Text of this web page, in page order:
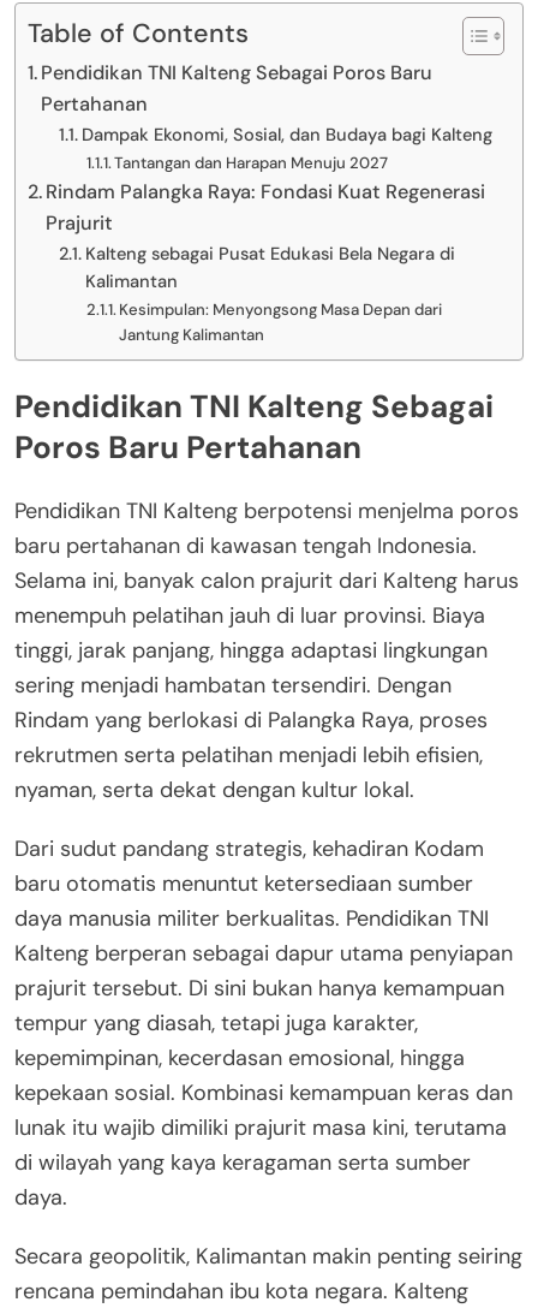
Table of Contents
Pendidikan TNI Kalteng Sebagai Poros Baru
Pertahanan
Dampak Ekonomi, Sosial, dan Budaya bagi Kalteng
Tantangan dan Harapan Menuju 2027
Rindam Palangka Raya: Fondasi Kuat Regenerasi
Prajurit
Kalteng sebagai Pusat Edukasi Bela Negara di
Kalimantan
Kesimpulan: Menyongsong Masa Depan dari
Jantung Kalimantan
Pendidikan TNI Kalteng Sebagai
Poros Baru Pertahanan
Pendidikan TNI Kalteng berpotensi menjelma poros
baru pertahanan di kawasan tengah Indonesia.
Selama ini, banyak calon prajurit dari Kalteng harus
menempuh pelatihan jauh di luar provinsi. Biaya
tinggi, jarak panjang, hingga adaptasi lingkungan
sering menjadi hambatan tersendiri. Dengan
Rindam yang berlokasi di Palangka Raya, proses
rekrutmen serta pelatihan menjadi lebih efisien,
nyaman, serta dekat dengan kultur lokal.
Dari sudut pandang strategis, kehadiran Kodam
baru otomatis menuntut ketersediaan sumber
daya manusia militer berkualitas. Pendidikan TNI
Kalteng berperan sebagai dapur utama penyiapan
prajurit tersebut. Di sini bukan hanya kemampuan
tempur yang diasah, tetapi juga karakter,
kepemimpinan, kecerdasan emosional, hingga
kepekaan sosial. Kombinasi kemampuan keras dan
lunak itu wajib dimiliki prajurit masa kini, terutama
di wilayah yang kaya keragaman serta sumber
daya.
Secara geopolitik, Kalimantan makin penting seiring
rencana pemindahan ibu kota negara. Kalteng